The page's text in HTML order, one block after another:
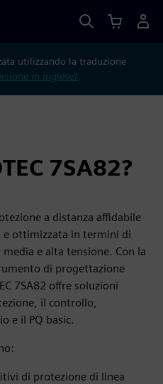
utilizzando la traduzione
in inglese?
7SA82?
a distanza affidabile
e ottimizzata in termini di
e alta tensione. Con la
di progettazione
7SA82 offre soluzioni
il controllo,
e il PQ basic.
di protezione di linea